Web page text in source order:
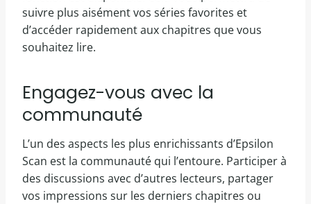
suivre plus aisément vos séries favorites et
d’accéder rapidement aux chapitres que vous
souhaitez lire.
Engagez-vous avec la
communauté
L’un des aspects les plus enrichissants d’Epsilon
Scan est la communauté qui l’entoure. Participer à
des discussions avec d’autres lecteurs, partager
vos impressions sur les derniers chapitres ou